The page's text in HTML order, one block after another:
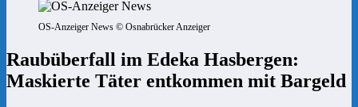
OS-Anzeiger News © Osnabrücker Anzeiger
Raubüberfall im Edeka Hasbergen:
Maskierte Täter entkommen mit Bargeld